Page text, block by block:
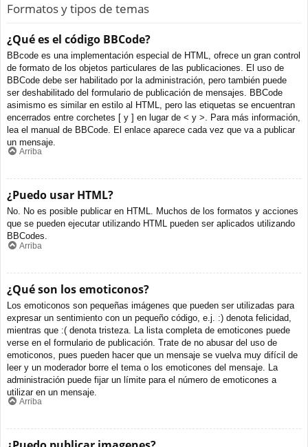
Formatos y tipos de temas
¿Qué es el código BBCode?
BBcode es una implementación especial de HTML, ofrece un gran control
de formato de los objetos particulares de las publicaciones. El uso de
BBCode debe ser habilitado por la administración, pero también puede
ser deshabilitado del formulario de publicación de mensajes. BBCode
asimismo es similar en estilo al HTML, pero las etiquetas se encuentran
encerrados entre corchetes [ y ] en lugar de < y >. Para más información,
lea el manual de BBCode. El enlace aparece cada vez que va a publicar
un mensaje.
Arriba
¿Puedo usar HTML?
No. No es posible publicar en HTML. Muchos de los formatos y acciones
que se pueden ejecutar utilizando HTML pueden ser aplicados utilizando
BBCodes.
Arriba
¿Qué son los emoticonos?
Los emoticonos son pequeñas imágenes que pueden ser utilizadas para
expresar un sentimiento con un pequeño código, e.j. :) denota felicidad,
mientras que :( denota tristeza. La lista completa de emoticones puede
verse en el formulario de publicación. Trate de no abusar del uso de
emoticonos, pues pueden hacer que un mensaje se vuelva muy difícil de
leer y un moderador borre el tema o los emoticones del mensaje. La
administración puede fijar un límite para el número de emoticones a
utilizar en un mensaje.
Arriba